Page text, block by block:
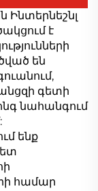
Ինտերնեշնլ
է
են
գետի
նահանգում
ենք
համար